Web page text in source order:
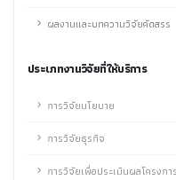
ผลงานและบทความวิจัยคัดสรร
ประเภทงานวิจัยที่ให้บริการ
การวิจัยนโยบาย
การวิจัยธุรกิจ
การวิจัยเพื่อประเมินผลโครงก